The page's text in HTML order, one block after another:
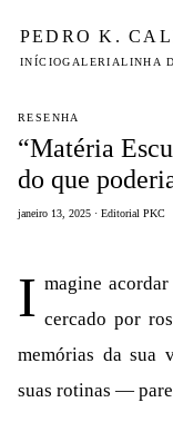
PEDRO K.
INÍCIOGALERIALINHA
RESENHA
“Matéria
do que
janeiro 13, 2025 · Editorial PKC
I magine
cercado por
memórias da sua
suas rotinas —